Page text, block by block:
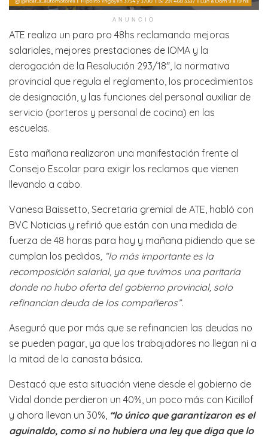
ANUNCIO
ATE realiza un paro pro 48hs reclamando mejoras
salariales, mejores prestaciones de IOMA y la
derogación de la Resolución 293/18″, la normativa
provincial que regula el reglamento, los procedimientos
de designación, y las funciones del personal auxiliar de
servicio (porteros y personal de cocina) en las
escuelas.
Esta mañana realizaron una manifestación frente al
Consejo Escolar para exigir los reclamos que vienen
llevando a cabo.
Vanesa Baissetto, Secretaria gremial de ATE, habló con
BVC Noticias y refirió que están con una medida de
fuerza de 48 horas para hoy y mañana pidiendo que se
cumplan los pedidos , “lo más importante es la
recomposición salarial, ya que tuvimos una paritaria
donde no hubo oferta del gobierno provincial, solo
refinancian deuda de los compañeros”.
Aseguró que por más que se refinancien las deudas no
se pueden pagar, ya que los trabajadores no llegan ni a
la mitad de la canasta básica.
Destacó que esta situación viene desde el gobierno de
Vidal donde perdieron un 40%, un poco más con Kicillof
y ahora llevan un 30%, “lo único que garantizaron es el
aguinaldo, como si no hubiera una ley que diga que lo